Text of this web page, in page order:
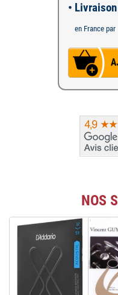
•
en France par
NOS